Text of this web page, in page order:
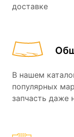
доставке
В нашем
популярных
запчасть даже